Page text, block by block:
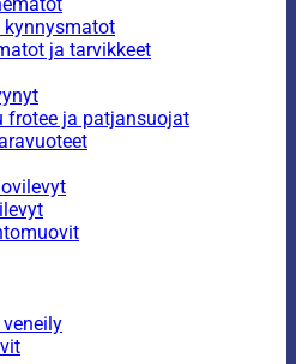
kynnysmatot
ja tarvikkeet
frotee ja patjansuojat